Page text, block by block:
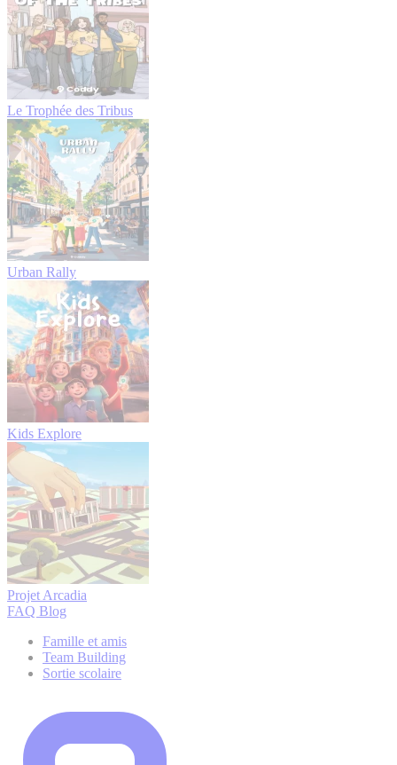
Le Trophée des Tribus
Urban Rally
Kids Explore
Projet Arcadia
FAQ Blog
Famille et amis
Team Building
Sortie scolaire